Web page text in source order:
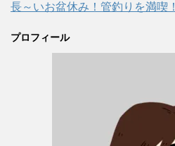
長～いお盆休み！管釣りを満喫！
プロフィール